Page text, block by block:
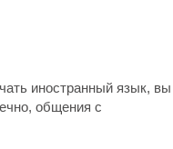
иностранный язык, вы
общения с